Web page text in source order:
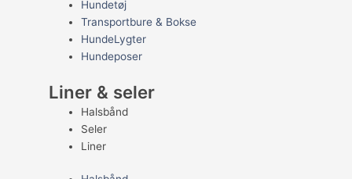
Hundetøj
Transportbure & Bokse
HundeLygter
Hundeposer
Liner & seler
Halsbånd
Seler
Liner